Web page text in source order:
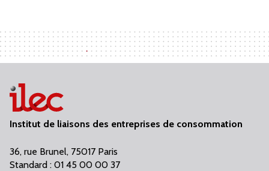
Institut de liaisons des entreprises de consommation
36, rue Brunel, 75017 Paris
Standard : 01 45 00 00 37